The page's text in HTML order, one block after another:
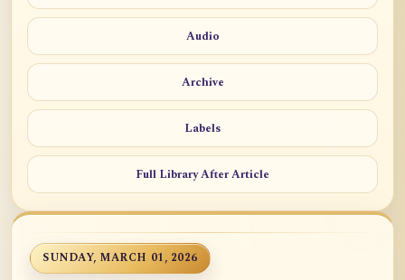
Audio
Archive
Labels
Full Library After Article
SUNDAY, MARCH 01, 2026